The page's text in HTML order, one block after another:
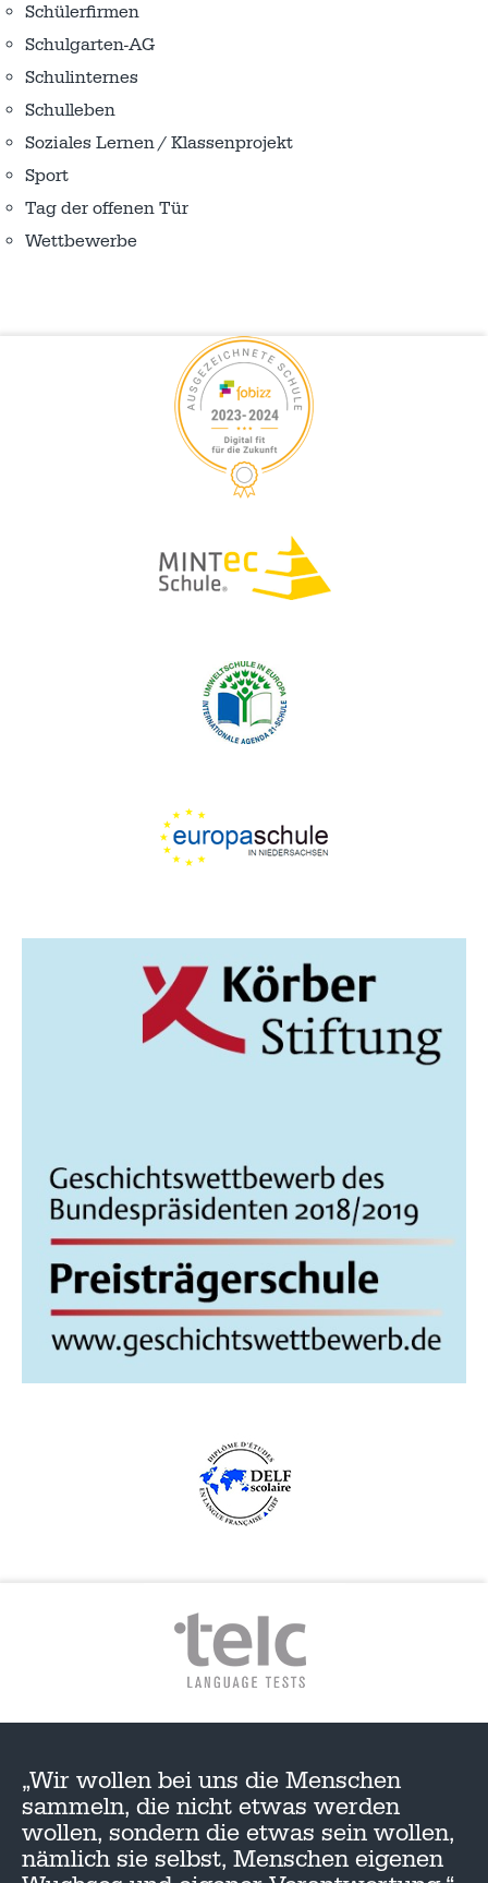
Schülerfirmen
Schulgarten-AG
Schulinternes
Schulleben
Soziales Lernen / Klassenprojekt
Sport
Tag der offenen Tür
Wettbewerbe
„Wir wollen bei uns die Menschen
sammeln, die nicht etwas werden
wollen, sondern die etwas sein wollen,
nämlich sie selbst, Menschen eigenen